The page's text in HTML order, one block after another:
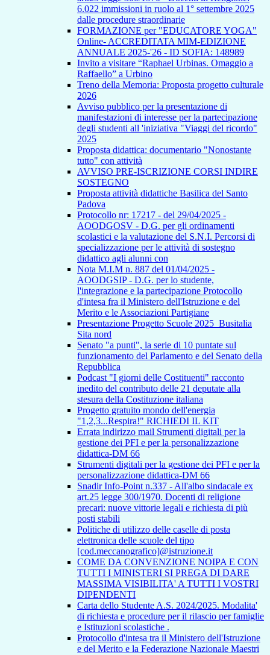
6.022 immissioni in ruolo al 1° settembre 2025
dalle procedure straordinarie
FORMAZIONE per "EDUCATORE YOGA"
Online- ACCREDITATA MIM-EDIZIONE
ANNUALE 2025-'26 - ID SOFIA: 148989
Invito a visitare “Raphael Urbinas. Omaggio a
Raffaello” a Urbino
Treno della Memoria: Proposta progetto culturale
2026
Avviso pubblico per la presentazione di
manifestazioni di interesse per la partecipazione
degli studenti all 'iniziativa "Viaggi del ricordo"
2025
Proposta didattica: documentario "Nonostante
tutto" con attività
AVVISO PRE-ISCRIZIONE CORSI INDIRE
SOSTEGNO
Proposta attività didattiche Basilica del Santo
Padova
Protocollo nr: 17217 - del 29/04/2025 -
AOODGOSV - D.G. per gli ordinamenti
scolastici e la valutazione del S.N.I. Percorsi di
specializzazione per le attività di sostegno
didattico agli alunni con
Nota M.I.M n. 887 del 01/04/2025 -
AOODGSIP - D.G. per lo studente,
l'integrazione e la partecipazione Protocollo
d'intesa fra il Ministero dell'Istruzione e del
Merito e le Associazioni Partigiane
Presentazione Progetto Scuole 2025_Busitalia
Sita nord
Senato "a punti", la serie di 10 puntate sul
funzionamento del Parlamento e del Senato della
Repubblica
Podcast "I giorni delle Costituenti" racconto
inedito del contributo delle 21 deputate alla
stesura della Costituzione italiana
Progetto gratuito mondo dell'energia
"1,2,3...Respira!" RICHIEDI IL KIT
Errata indirizzo mail Strumenti digitali per la
gestione dei PFI e per la personalizzazione
didattica-DM 66
Strumenti digitali per la gestione dei PFI e per la
personalizzazione didattica-DM 66
Snadir Info-Point n.337 - All'albo sindacale ex
art.25 legge 300/1970. Docenti di religione
precari: nuove vittorie legali e richiesta di più
posti stabili
Politiche di utilizzo delle caselle di posta
elettronica delle scuole del tipo
[cod.meccanografico]@istruzione.it
COME DA CONVENZIONE NOIPA E CON
TUTTI I MINISTERI SI PREGA DI DARE
MASSIMA VISIBILITA' A TUTTI I VOSTRI
DIPENDENTI
Carta dello Studente A.S. 2024/2025. Modalita'
di richiesta e procedure per il rilascio per famiglie
e Istituzioni scolastiche .
Protocollo d'intesa tra il Ministero dell'Istruzione
e del Merito e la Federazione Nazionale Maestri